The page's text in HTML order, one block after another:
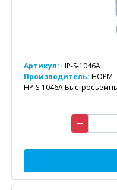
Артикул: HP-S-1046A
Производитель: НОРМ
HP-S-1046A